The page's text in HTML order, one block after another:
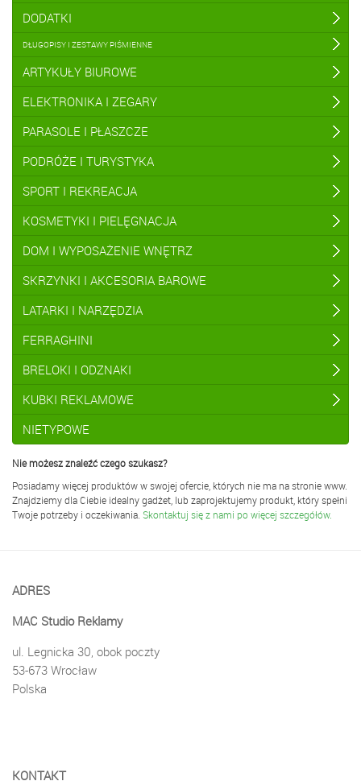
DODATKI
DŁUGOPISY I ZESTAWY PIŚMIENNE
ARTYKUŁY BIUROWE
ELEKTRONIKA I ZEGARY
PARASOLE I PŁASZCZE
PODRÓŻE I TURYSTYKA
SPORT I REKREACJA
KOSMETYKI I PIELĘGNACJA
DOM I WYPOSAŻENIE WNĘTRZ
SKRZYNKI I AKCESORIA BAROWE
LATARKI I NARZĘDZIA
FERRAGHINI
BRELOKI I ODZNAKI
KUBKI REKLAMOWE
NIETYPOWE
Nie możesz znaleźć czego szukasz?
Posiadamy więcej produktów w swojej ofercie, których nie ma na stronie www.
Znajdziemy dla Ciebie idealny gadżet, lub zaprojektujemy produkt, który spełni
Twoje potrzeby i oczekiwania. Skontaktuj się z nami po więcej szczegółów.
ADRES
MAC Studio Reklamy
ul. Legnicka 30, obok poczty
53-673 Wrocław
Polska
KONTAKT